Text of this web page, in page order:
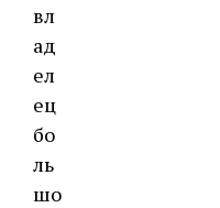
вл
ад
ел
ец
бо
ль
шо